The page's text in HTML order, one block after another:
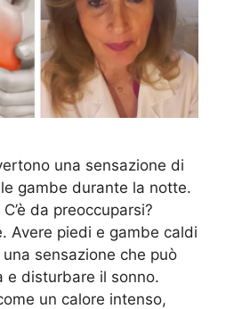
una sensazione di
gambe durante la notte.
da preoccuparsi?
Avere piedi e gambe caldi
sensazione che può
e disturbare il sonno.
un calore intenso,